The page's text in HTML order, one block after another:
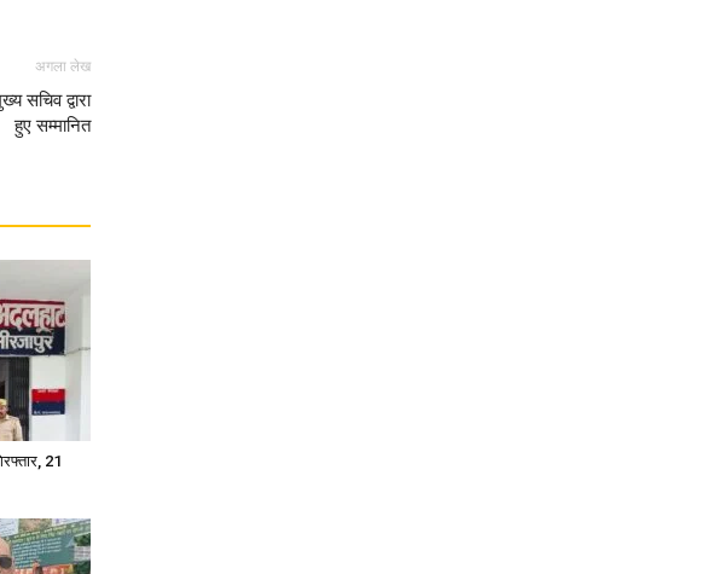
अगला लेख
सचिव द्वारा
हुए सम्मानित
21